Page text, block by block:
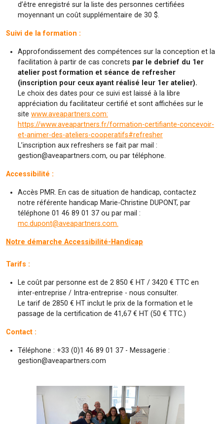
d’être enregistré sur la liste des personnes certifiées
moyennant un coût supplémentaire de 30 $.
Suivi de la formation :
Approfondissement des compétences sur la conception et la
facilitation à partir de cas concrets par le debrief du 1er
atelier post formation et séance de refresher
(inscription pour ceux ayant réalisé leur 1er atelier).
Le choix des dates pour ce suivi est laissé à la libre
appréciation du facilitateur certifié et sont affichées sur le
site www.aveapartners.com:
https://www.aveapartners.fr/formation-certifiante-concevoir-
et-animer-des-ateliers-cooperatifs#refresher
L’inscription aux refreshers se fait par mail :
gestion@aveapartners.com, ou par téléphone.
Accessibilité :
Accès PMR. En cas de situation de handicap, contactez
notre référente handicap Marie-Christine DUPONT, par
téléphone 01 46 89 01 37 ou par mail :
mc.dupont@aveapartners.com.
Notre démarche Accessibilité-Handicap
Tarifs :
Le coût par personne est de 2 850 € HT / 3420 € TTC en
inter-entreprise / Intra-entreprise - nous consulter.
Le tarif de 2850 € HT inclut le prix de la formation et le
passage de la certification de 41,67 € HT (50 € TTC.)
Contact :
Téléphone : +33 (0)1 46 89 01 37 - Messagerie :
gestion@aveapartners.com